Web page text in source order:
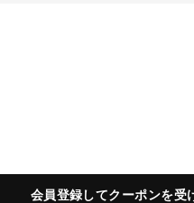
会員登録してクーポンを受